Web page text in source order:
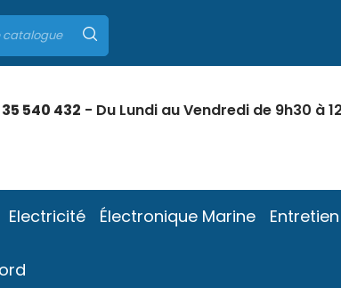
540 432 - Du Lundi au Vendredi de 9h30 à
Electricité Électronique Marine Entretien